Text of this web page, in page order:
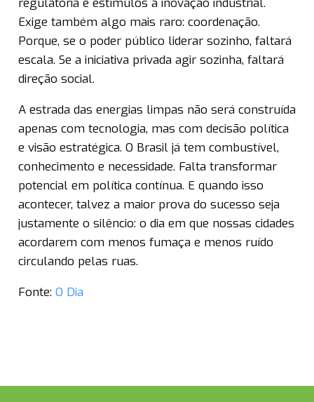
regulatória e estímulos à inovação industrial.
Exige também algo mais raro: coordenação.
Porque, se o poder público liderar sozinho, faltará
escala. Se a iniciativa privada agir sozinha, faltará
direção social.
A estrada das energias limpas não será construída
apenas com tecnologia, mas com decisão política
e visão estratégica. O Brasil já tem combustível,
conhecimento e necessidade. Falta transformar
potencial em política contínua. E quando isso
acontecer, talvez a maior prova do sucesso seja
justamente o silêncio: o dia em que nossas cidades
acordarem com menos fumaça e menos ruído
circulando pelas ruas.
Fonte: O Dia